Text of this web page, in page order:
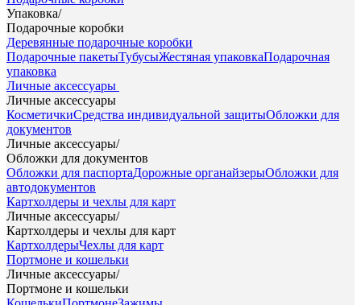
Упаковка/
Подарочные коробки
Деревянные подарочные коробки
Подарочные пакетыТубусыЖестяная упаковкаПодарочная
упаковка
Личные аксессуары
Личные аксессуары
КосметичкиСредства индивидуальной защитыОбложки для
документов
Личные аксессуары/
Обложки для документов
Обложки для паспортаДорожные органайзерыОбложки для
автодокументов
Картхолдеры и чехлы для карт
Личные аксессуары/
Картхолдеры и чехлы для карт
КартхолдерыЧехлы для карт
Портмоне и кошельки
Личные аксессуары/
Портмоне и кошельки